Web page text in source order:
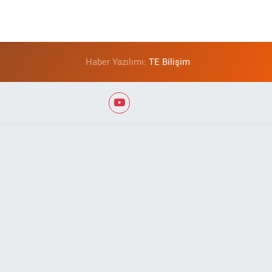
Haber Yazılımı:TE Bilişim